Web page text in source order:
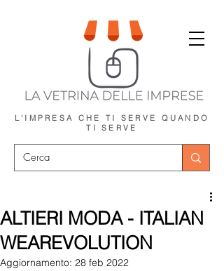
L'IMPRESA CHE TI SERVE QUANDO
TI SERVE
ALTIERI MODA - ITALIAN
WEAREVOLUTION
Aggiornamento: 28 feb 2022